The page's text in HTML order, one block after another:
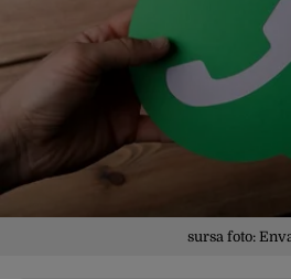
sursa foto: